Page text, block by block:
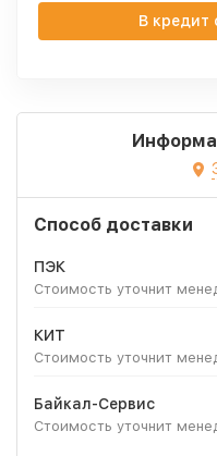
В кредит
Способ доставки
ПЭК
Стоимость уточнит
КИТ
Стоимость уточнит
Байкал-Сервис
Стоимость уточнит